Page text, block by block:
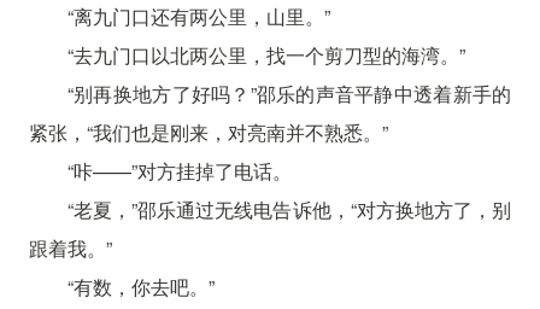
“离九门口还有两公里，山里。”
“去九门口以北两公里，找一个剪刀型的海湾。”
“别再换地方了好吗？”邵乐的声音平静中透着新手的
紧张，“我们也是刚来，对亮南并不熟悉。”
“咔——”对方挂掉了电话。
“老夏，”邵乐通过无线电告诉他，“对方换地方了，别
跟着我。”
“有数，你去吧。”